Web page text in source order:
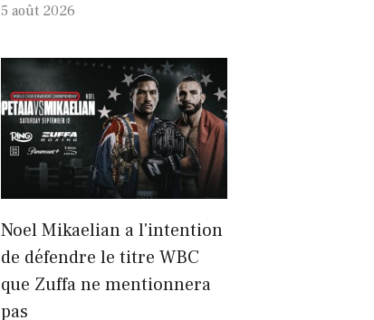
5 août 2026
Noel Mikaelian a l'intention
de défendre le titre WBC
que Zuffa ne mentionnera
pas